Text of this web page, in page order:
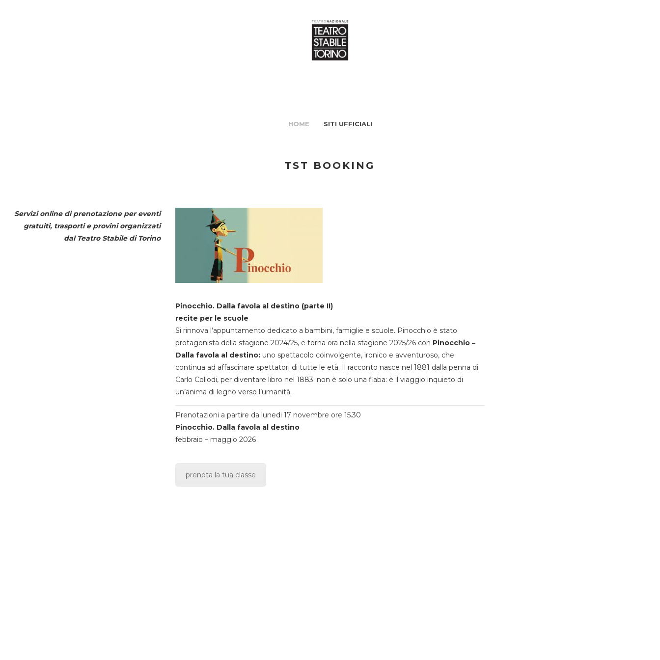
HOME SITI UFFICIALI
TST BOOKING
Servizi online di prenotazione per eventi
gratuiti, trasporti e provini organizzati
dal Teatro Stabile di Torino
Pinocchio. Dalla favola al destino (parte II)
recite per le scuole
Si rinnova l’appuntamento dedicato a bambini, famiglie e scuole. Pinocchio è stato
protagonista della stagione 2024/25, e torna ora nella stagione 2025/26 con Pinocchio –
Dalla favola al destino:uno spettacolo coinvolgente, ironico e avventuroso, che
continua ad affascinare spettatori di tutte le età. Il racconto nasce nel 1881 dalla penna di
Carlo Collodi, per diventare libro nel 1883. non è solo una fiaba: è il viaggio inquieto di
un’anima di legno verso l’umanità.
Prenotazioni a partire da lunedi 17 novembre ore 15.30
Pinocchio. Dalla favola al destino
febbraio – maggio 2026
prenota la tua classe